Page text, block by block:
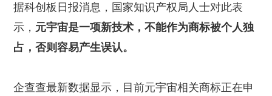
据科创板日报消息，国家知识产权局人士对此表
示， 元宇宙是一项新技术，不能作为商标被个人独
占，否则容易产生误认。
企查查最新数据显示，目前元宇宙相关商标正在申